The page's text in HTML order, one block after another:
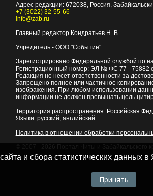
Адрес редакции: 672038, Россия,
+7 (3022) 32-55-66
info@zab.ru
Главный редактор Кондратьев Н. В.
Учредитель - ООО "Событие"
Зарегистрировано Федеральной службой по
Регистрационный номер: ЭЛ № ФС 77 - 75882
Редакция не несет ответственности за
Запрещено полное или частичное
изображения. При любом использовании
информации не должен превышать цель
Территория распространения: Российская
Языки: русский, английский
Политика в отношении обработки
и сбора статистических данных
Принять